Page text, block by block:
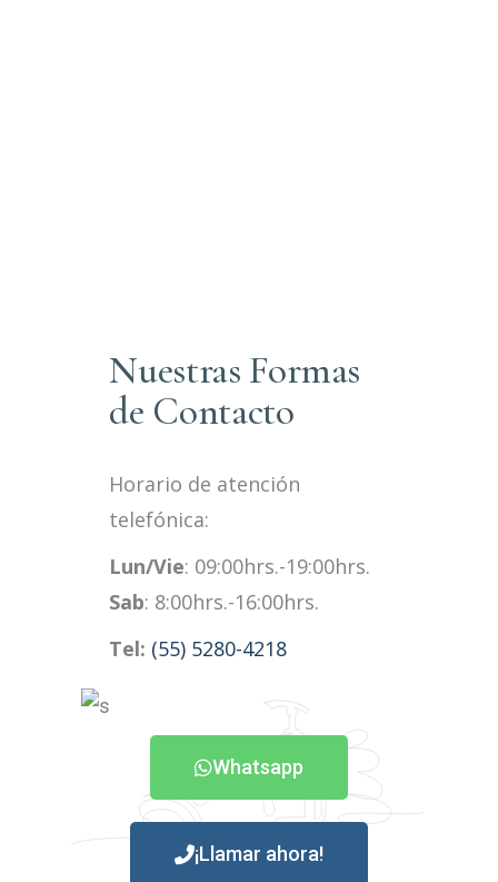
Nuestras Formas
de Contacto
Horario de atención
telefónica:
Lun/Vie: 09:00hrs.-19:00hrs.
Sab: 8:00hrs.-16:00hrs.
Tel: (55) 5280-4218
Whatsapp
¡Llamar ahora!